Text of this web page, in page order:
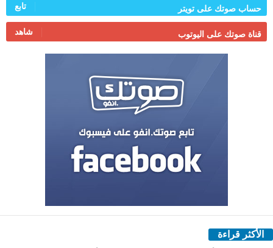
حساب صوتك على تويتر تابع
قناة صوتك على اليوتوب شاهد
الأكثر قراءة